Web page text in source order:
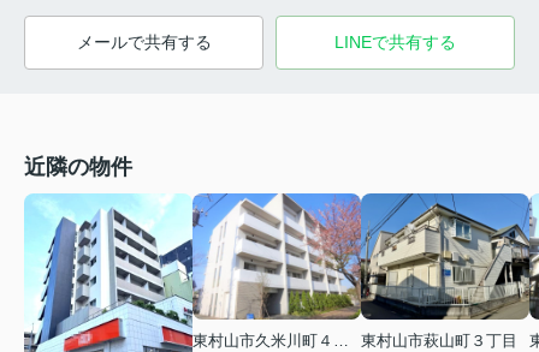
メールで共有する LINEで共有する
近隣の物件
東村山市久米川町４丁目
東村山市萩山町３丁目